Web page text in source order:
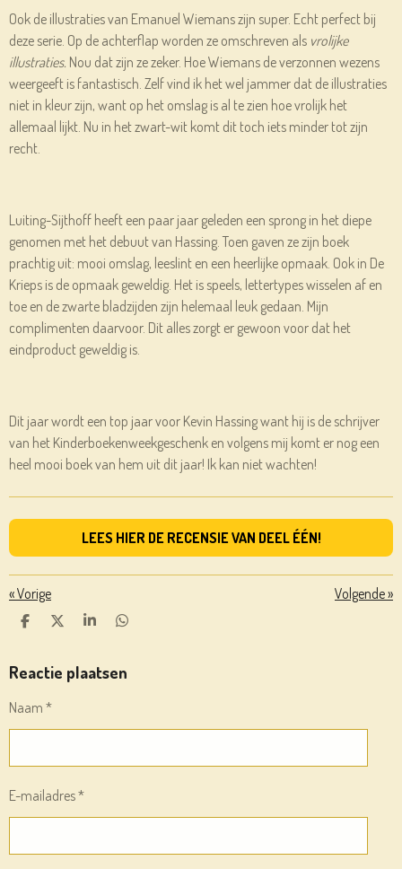
Ook de illustraties van Emanuel Wiemans zijn super. Echt perfect bij
deze serie. Op de achterflap worden ze omschreven als vrolijke
illustraties. Nou dat zijn ze zeker. Hoe Wiemans de verzonnen wezens
weergeeft is fantastisch. Zelf vind ik het wel jammer dat de illustraties
niet in kleur zijn, want op het omslag is al te zien hoe vrolijk het
allemaal lijkt. Nu in het zwart-wit komt dit toch iets minder tot zijn
recht.
Luiting-Sijthoff heeft een paar jaar geleden een sprong in het diepe
genomen met het debuut van Hassing. Toen gaven ze zijn boek
prachtig uit: mooi omslag, leeslint en een heerlijke opmaak. Ook in De
Krieps is de opmaak geweldig. Het is speels, lettertypes wisselen af en
toe en de zwarte bladzijden zijn helemaal leuk gedaan. Mijn
complimenten daarvoor. Dit alles zorgt er gewoon voor dat het
eindproduct geweldig is.
Dit jaar wordt een top jaar voor Kevin Hassing want hij is de schrijver
van het Kinderboekenweekgeschenk en volgens mij komt er nog een
heel mooi boek van hem uit dit jaar! Ik kan niet wachten!
LEES HIER DE RECENSIE VAN DEEL ÉÉN!
«Vorige Volgende»
D
E
N
D
L
S
R
E
D
E
N
Reactie plaatsen
Naam *
E-mailadres *